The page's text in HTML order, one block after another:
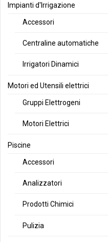
Impianti d'Irrigazione
Accessori
Centraline automatiche
Irrigatori Dinamici
Motori ed Utensili elettrici
Gruppi Elettrogeni
Motori Elettrici
Piscine
Accessori
Analizzatori
Prodotti Chimici
Pulizia